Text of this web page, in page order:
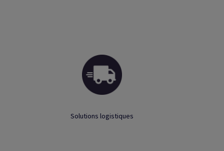
Solutions logistiques